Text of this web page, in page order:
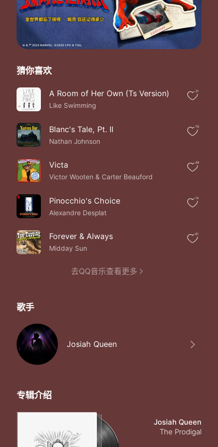
猜你喜欢
A Room of Her Own (Ts Version)
Like Swimming
31
Blanc's Tale, Pt. II
Nathan Johnson
76
Victa
Victor Wooten & Carter Beauford
49
Pinocchio's Choice
Alexandre Desplat
14
Forever & Always
Midday Sun
61
去QQ音乐查看更多
歌手
Josiah Queen
专辑介绍
Josiah Queen
The Prodigal